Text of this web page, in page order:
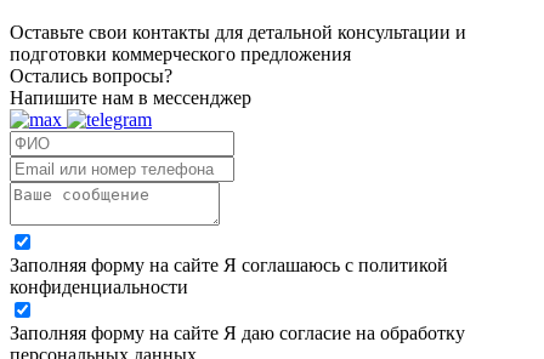
Оставьте свои контакты для детальной консультации и
подготовки коммерческого предложения
Остались вопросы?
Напишите нам в мессенджер
Заполняя форму на сайте Я соглашаюсь с политикой
конфиденциальности
Заполняя форму на сайте Я даю согласие на обработку
персональных данных.